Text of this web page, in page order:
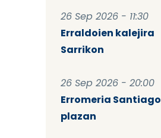
26 Sep 2026 - 11:30
Erraldoien kalejira
Sarrikon
26 Sep 2026 - 20:00
Erromeria Santiago
plazan